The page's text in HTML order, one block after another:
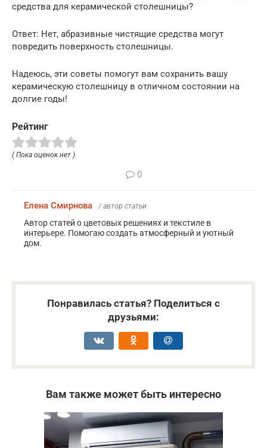
средства для керамической столешницы?
Ответ: Нет, абразивные чистящие средства могут
повредить поверхность столешницы.
Надеюсь, эти советы помогут вам сохранить вашу
керамическую столешницу в отличном состоянии на
долгие годы!
Рейтинг
( Пока оценок нет )
0
Елена Смирнова / автор статьи
Автор статей о цветовых решениях и текстиле в
интерьере. Помогаю создать атмосферный и уютный
дом.
Понравилась статья? Поделиться с
друзьями:
Вам также может быть интересно